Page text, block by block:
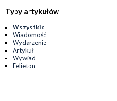
Typy artykułów
Wszystkie
Wiadomość
Wydarzenie
Artykuł
Wywiad
Felieton